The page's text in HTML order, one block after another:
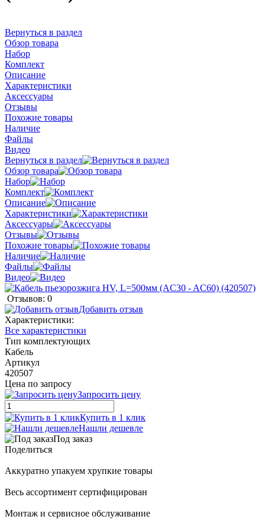
Вернуться в раздел
Обзор товара
Набор
Комплект
Описание
Характеристики
Аксессуары
Отзывы
Похожие товары
Наличие
Файлы
Видео
Вернуться в раздел
Обзор товара
Набор
Комплект
Описание
Характеристики
Аксессуары
Отзывы
Похожие товары
Наличие
Файлы
Видео
Отзывов: 0
Добавить отзыв
Характеристики:
Все характеристики
Тип комплектующих
Кабель
Артикул
420507
Цена по запросу
Запросить цену
Купить в 1 клик
Нашли дешевле
Под заказ
Поделиться
Аккуратно упакуем хрупкие товары
Весь ассортимент сертифицирован
Монтаж и сервисное обслуживание